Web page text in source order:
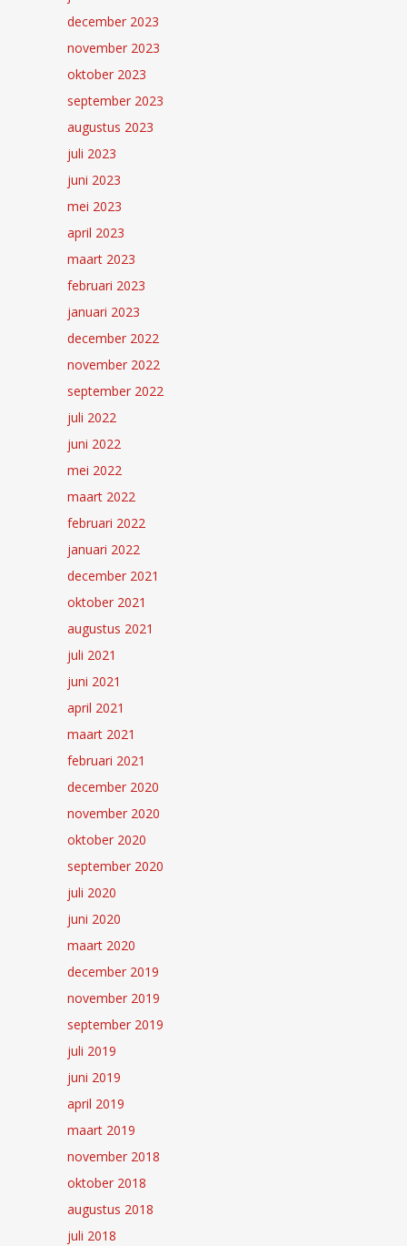
december 2023
november 2023
oktober 2023
september 2023
augustus 2023
juli 2023
juni 2023
mei 2023
april 2023
maart 2023
februari 2023
januari 2023
december 2022
november 2022
september 2022
juli 2022
juni 2022
mei 2022
maart 2022
februari 2022
januari 2022
december 2021
oktober 2021
augustus 2021
juli 2021
juni 2021
april 2021
maart 2021
februari 2021
december 2020
november 2020
oktober 2020
september 2020
juli 2020
juni 2020
maart 2020
december 2019
november 2019
september 2019
juli 2019
juni 2019
april 2019
maart 2019
november 2018
oktober 2018
augustus 2018
juli 2018